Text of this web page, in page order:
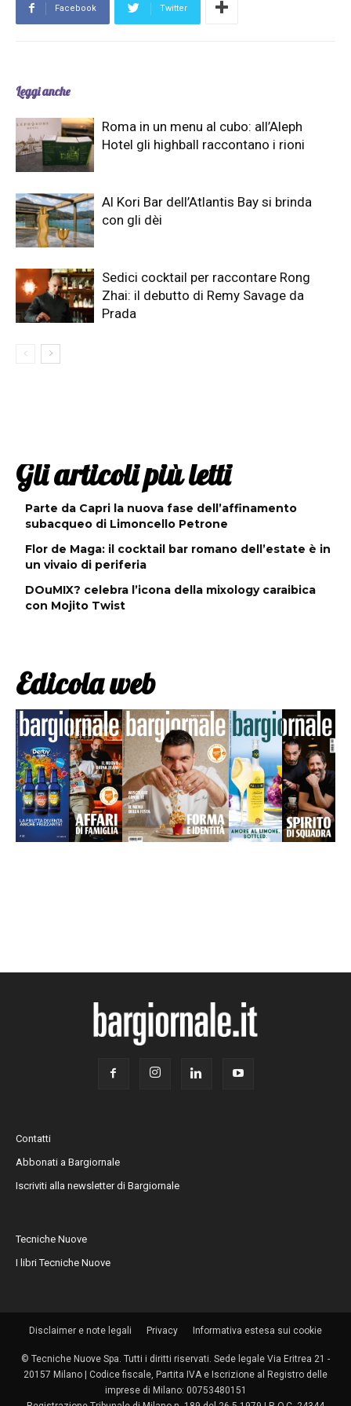
Facebook Twitter
Leggi anche
Roma in un menu al cubo: all’Aleph
Hotel gli highball raccontano i rioni
Al Kori Bar dell’Atlantis Bay si brinda
con gli dèi
Sedici cocktail per raccontare Rong
Zhai: il debutto di Remy Savage da
Prada
Gli articoli più letti
Parte da Capri la nuova fase dell’affinamento
subacqueo di Limoncello Petrone
Flor de Maga: il cocktail bar romano dell’estate è in
un vivaio di periferia
DOuMIX? celebra l’icona della mixology caraibica
con Mojito Twist
Edicola web
Contatti
Abbonati a Bargiornale
Iscriviti alla newsletter di Bargiornale
Tecniche Nuove
I libri Tecniche Nuove
Disclaimer e note legali Privacy Informativa estesa sui cookie
© Tecniche Nuove Spa. Tutti i diritti riservati. Sede legale Via Eritrea 21 -
20157 Milano | Codice fiscale, Partita IVA e Iscrizione al Registro delle
imprese di Milano: 00753480151